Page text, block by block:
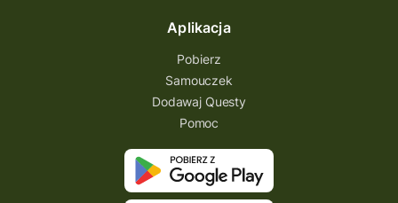
Aplikacja
Pobierz
Samouczek
Dodawaj Questy
Pomoc